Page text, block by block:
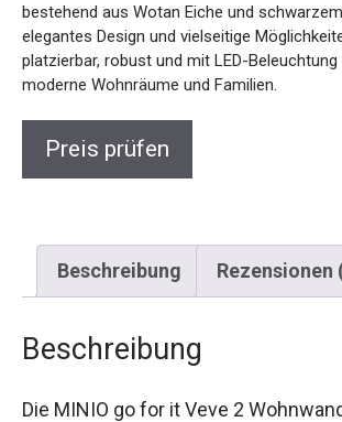
bestehend aus Wotan Eiche und
elegantes Design und vielseitige
platzierbar, robust und mit LED-
moderne Wohnräume und Familien.
Preis prüfen
Beschreibung Rezensionen
Beschreibung
Die MINIO go for it Veve 2